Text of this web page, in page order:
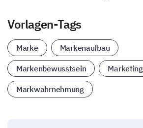
Vorlagen-Tags
Marke Markenaufbau
Markenbewusstsein Marketing
Markwahrnehmung